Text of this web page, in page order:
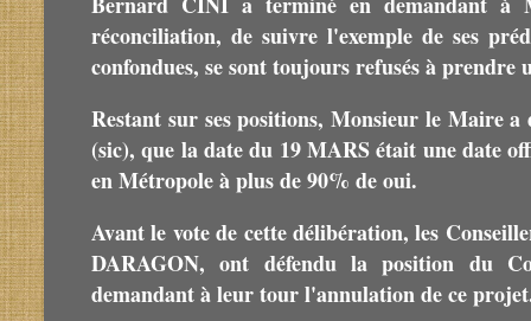
réconciliation, de suivre l'exemple de ses
confondues, se sont toujours refusés à prendre
Restant sur ses positions, Monsieur le Maire a
(sic), que la date du 19 MARS était une date
en Métropole à plus de 90% de oui.
Avant le vote de cette délibération, les
DARAGON, ont défendu la position du
demandant à leur tour l'annulation de ce